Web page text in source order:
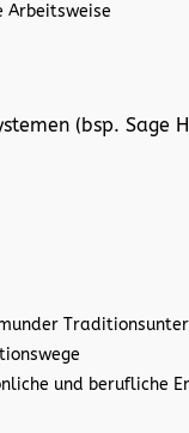
(bsp. Sage
und berufliche